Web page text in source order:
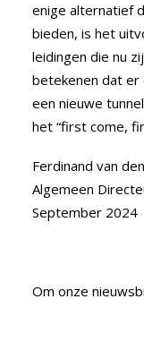
enige alternatief
bieden, is het
leidingen die nu
betekenen dat er
een nieuwe
het “first come,
Ferdinand van
Algemeen
September 2024
Om onze